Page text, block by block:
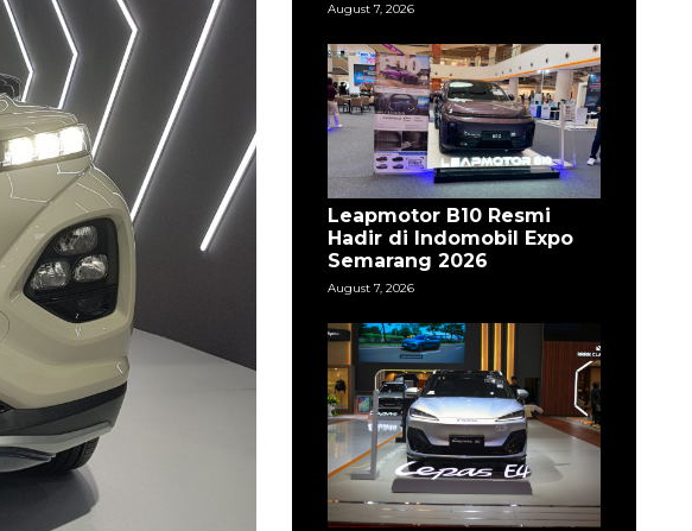
August 7, 2026
Leapmotor B10 Resmi
Hadir di Indomobil Expo
Semarang 2026
August 7, 2026